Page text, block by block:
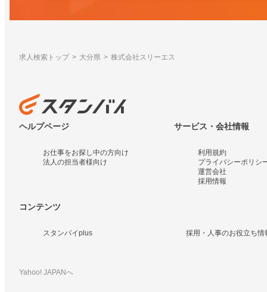
求人検索トップ 大分県 株式会社スリーエス
ヘルプページ
お仕事をお探し中の方向け
法人の担当者様向け
サービス・会社情報
利用規約
プライバシーポリシ
運営会社
採用情報
コンテンツ
スタンバイplus 採用・人事のお役立ち情
Yahoo! JAPANへ